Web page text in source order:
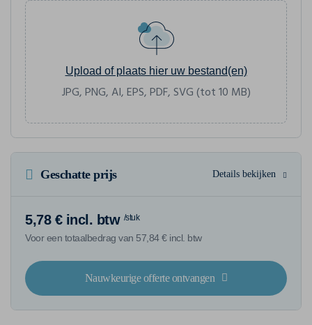
Upload of plaats hier uw bestand(en)
JPG, PNG, AI, EPS, PDF, SVG (tot 10 MB)
Geschatte prijs Details bekijken
5,78 € incl. btw /stuk
Voor een totaalbedrag van 57,84 € incl. btw
Nauwkeurige offerte ontvangen